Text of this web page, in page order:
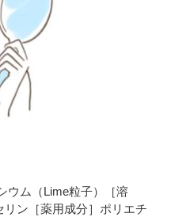
ウム（Lime粒子）［溶
ン［薬用成分］ポリエチ